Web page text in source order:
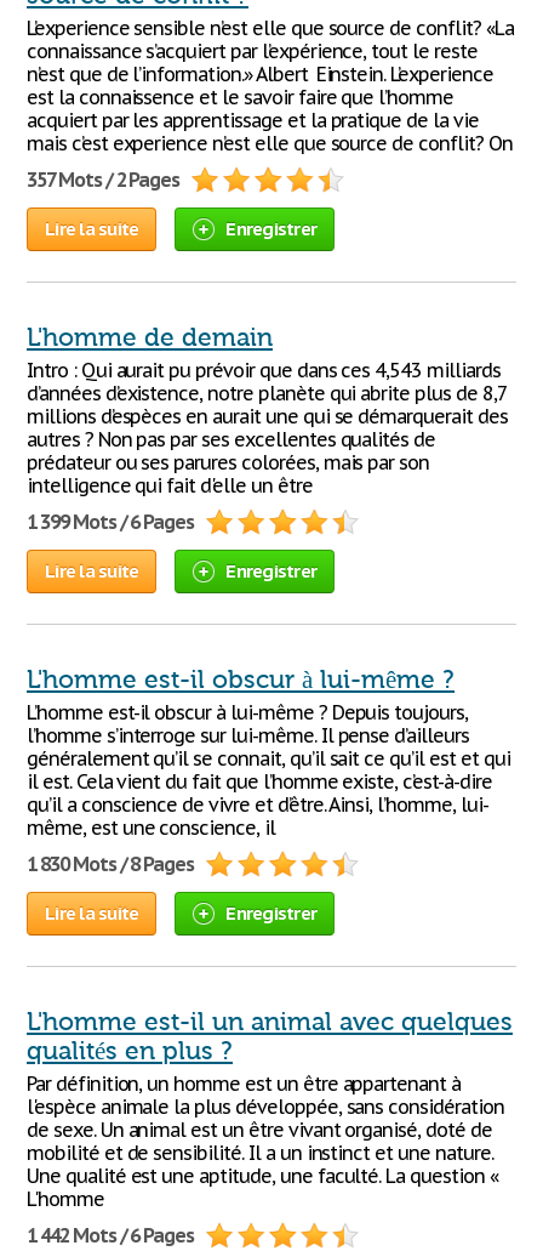
L’experience sensible n’est elle que source de conflit? «La
connaissance s’acquiert par l’expérience, tout le reste
n’est que de l’information.» Albert Einstein. L’experience
est la connaissence et le savoir faire que l’homme
acquiert par les apprentissage et la pratique de la vie
mais c’est experience n’est elle que source de conflit? On
357 Mots / 2 Pages
Lire la suite Enregistrer
L'homme de demain
Intro : Qui aurait pu prévoir que dans ces 4,543 milliards
d’années d’existence, notre planète qui abrite plus de 8,7
millions d’espèces en aurait une qui se démarquerait des
autres ? Non pas par ses excellentes qualités de
prédateur ou ses parures colorées, mais par son
intelligence qui fait d'elle un être
1 399 Mots / 6 Pages
Lire la suite Enregistrer
L'homme est-il obscur à lui-même ?
L’homme est-il obscur à lui-même ? Depuis toujours,
l’homme s’interroge sur lui-même. Il pense d’ailleurs
généralement qu’il se connait, qu’il sait ce qu’il est et qui
il est. Cela vient du fait que l’homme existe, c’est-à-dire
qu’il a conscience de vivre et d’être. Ainsi, l’homme, lui-
même, est une conscience, il
1 830 Mots / 8 Pages
Lire la suite Enregistrer
L'homme est-il un animal avec quelques
qualités en plus ?
Par définition, un homme est un être appartenant à
l'espèce animale la plus développée, sans considération
de sexe. Un animal est un être vivant organisé, doté de
mobilité et de sensibilité. Il a un instinct et une nature.
Une qualité est une aptitude, une faculté. La question «
L'homme
1 442 Mots / 6 Pages